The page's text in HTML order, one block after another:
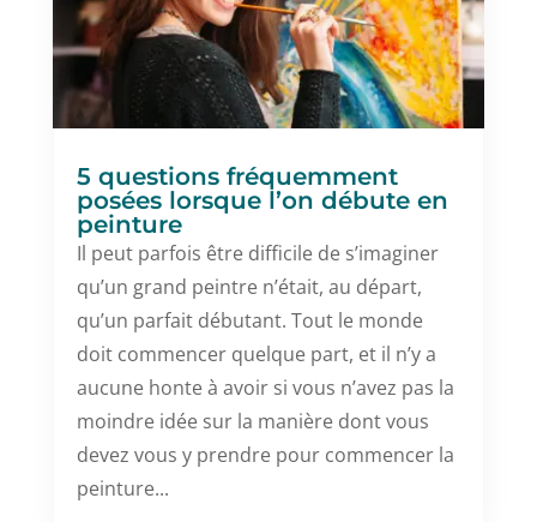
5 questions fréquemment
posées lorsque l’on débute en
peinture
Il peut parfois être difficile de s’imaginer
qu’un grand peintre n’était, au départ,
qu’un parfait débutant. Tout le monde
doit commencer quelque part, et il n’y a
aucune honte à avoir si vous n’avez pas la
moindre idée sur la manière dont vous
devez vous y prendre pour commencer la
peinture...